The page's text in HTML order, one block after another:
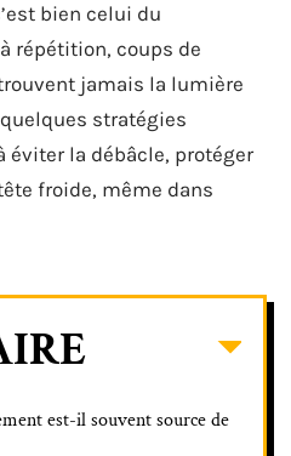
bien celui du
répétition, coups de
jamais la lumière
stratégies
la débâcle, protéger
froide, même dans
est-il souvent source de